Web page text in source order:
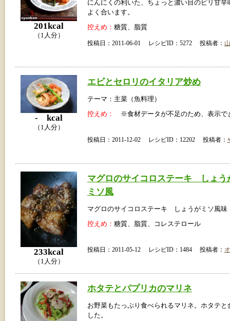
201kcal
（1人分）
にんにくの利いた、ちょっと濃い目のピリ甘辛
よく合います。
控えめ： 糖質、脂質
投稿日：2011-06-01 レシピID：5272 投稿者：
- kcal
（1人分）
エビとセロリのイタリア炒め
テーマ：主菜（魚料理）
控えめ： ※食材データが不足のため、表示で
投稿日：2011-12-02 レシピID：12202 投稿者：
233kcal
（1人分）
マグロのサイコロステーキ しょう
ミソ風
マグロのサイコロステーキ しょうがミソ風味
控えめ： 糖質、脂質、コレステロール
投稿日：2011-05-12 レシピID：1484 投稿者：
ホタテとパプリカのマリネ
お野菜もたっぷり食べられるマリネ。ホタテと
した。